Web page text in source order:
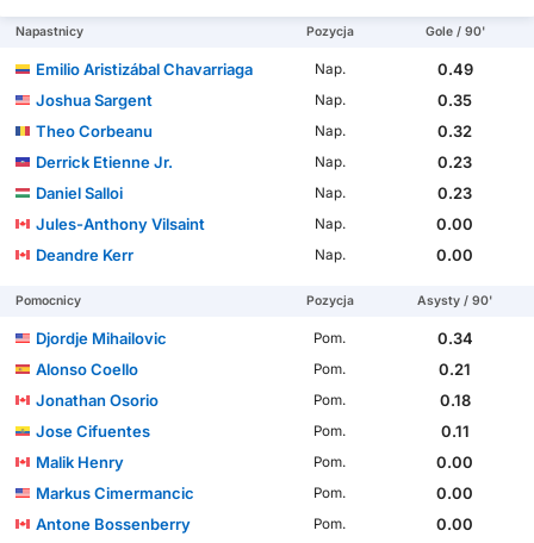
Napastnicy Pozycja Gole / 90'
Emilio Aristizábal Chavarriaga Nap.
0.49
Joshua Sargent
Nap.
0.35
Theo Corbeanu
Nap.
0.32
Derrick Etienne Jr.
Nap.
0.23
Daniel Salloi
Nap.
0.23
Jules-Anthony Vilsaint
Nap.
0.00
Deandre Kerr
Nap. 0.00
Pomocnicy Pozycja Asysty / 90'
Djordje Mihailovic Pom.
0.34
Alonso Coello
Pom.
0.21
Jonathan Osorio
Pom.
0.18
Jose Cifuentes
Pom.
0.11
Malik Henry
Pom.
0.00
Markus Cimermancic
Pom.
0.00
Antone Bossenberry
Pom.
0.00